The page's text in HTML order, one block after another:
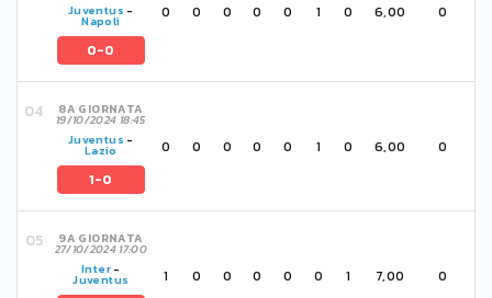
Juventus -
Napoli
0-0
0 0 0 0 0 1 0 6,00 0
8A GIORNATA
19/10/2024 18:45
Juventus -
Lazio
1-0
0 0 0 0 0 1 0 6,00 0
9A GIORNATA
27/10/2024 17:00
Inter-
Juventus 1 0 0 0 0 0 1 7,00 0